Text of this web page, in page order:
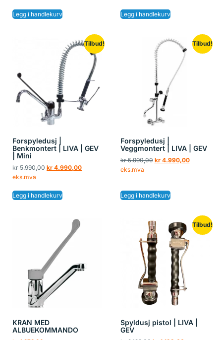
Legg i handlekurv Legg i handlekurv
Tilbud!
Forspyledusj |
Benkmontert | LIVA | GEV
| Mini
kr5.990,00 kr 4.990,00
eks.mva
Legg i handlekurv
Tilbud!
Forspyledusj |
Veggmontert | LIVA | GEV
kr5.990,00 kr4.990,00
eks.mva
Legg i handlekurv
KRAN MED
ALBUEKOMMANDO
Tilbud!
Spyldusj pistol | LIVA |
GEV